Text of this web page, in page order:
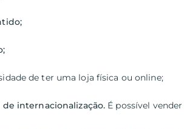
Não há necessidade de ter uma loja física ou online;
de internacionalização.